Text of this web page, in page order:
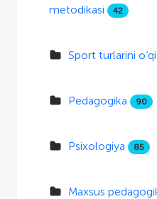
metodikasi
42
Sport turlarini
Pedagogika 90
Psixologiya 85
Maxsus